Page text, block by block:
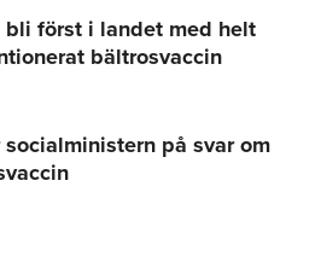
bli först i landet med helt
bältrosvaccin
socialministern på svar om